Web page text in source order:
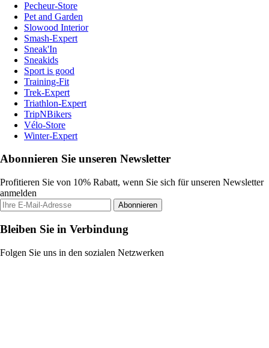
Pecheur-Store
Pet and Garden
Slowood Interior
Smash-Expert
Sneak'In
Sneakids
Sport is good
Training-Fit
Trek-Expert
Triathlon-Expert
TripNBikers
Vélo-Store
Winter-Expert
Abonnieren Sie unseren Newsletter
Profitieren Sie von 10% Rabatt, wenn Sie sich für unseren Newsletter
anmelden
Abonnieren
Bleiben Sie in Verbindung
Folgen Sie uns in den sozialen Netzwerken